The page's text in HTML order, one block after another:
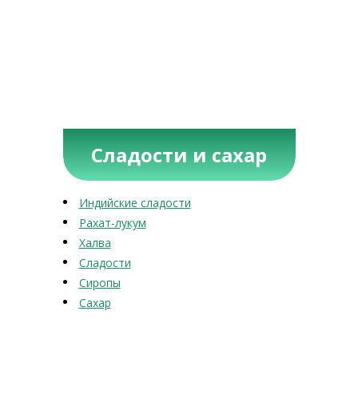
Сладости и сахар
Индийские сладости
Рахат-лукум
Халва
Сладости
Сиропы
Сахар